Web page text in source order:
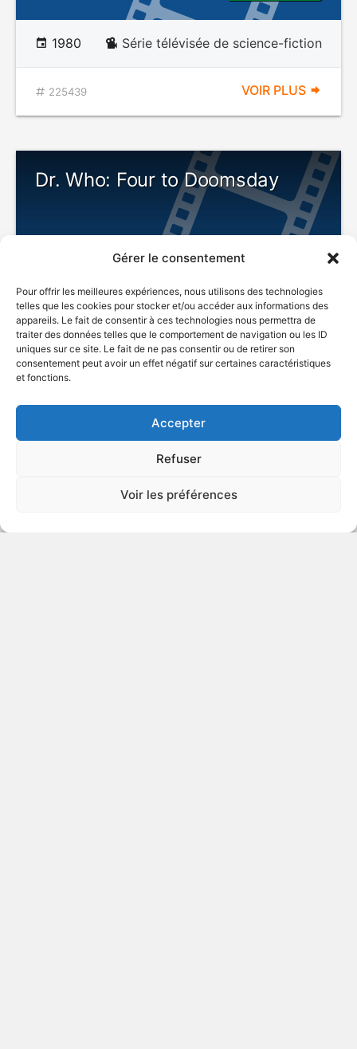
Gérer le consentement
Pour offrir les meilleures expériences, nous utilisons des technologies
telles que les cookies pour stocker et/ou accéder aux informations des
appareils. Le fait de consentir à ces technologies nous permettra de
traiter des données telles que le comportement de navigation ou les ID
uniques sur ce site. Le fait de ne pas consentir ou de retirer son
consentement peut avoir un effet négatif sur certaines caractéristiques
et fonctions.
Accepter
Refuser
Voir les préférences
1980 Série télévisée de science-fiction
225439 VOIR PLUS
Dr. Who: Four to Doomsday
1982 Série télévisée
Dr. Who: Delta and the